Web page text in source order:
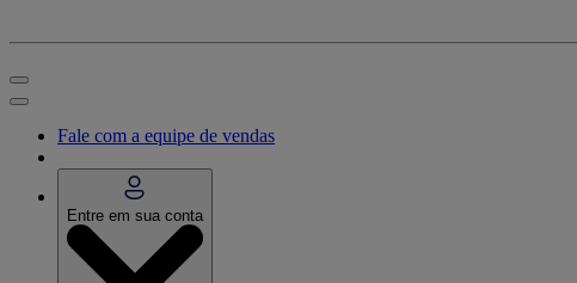
Fale com a equipe de vendas
Entre em sua conta